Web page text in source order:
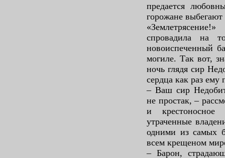
предается
горожане
спровадила на
новоиспеченный
могиле. Так вот,
ночь глядя сир
сердца как раз ему
– Ваш сир
не простак, –
и крестоносное
утраченные
одними из самых
всем крещеном
– Барон,